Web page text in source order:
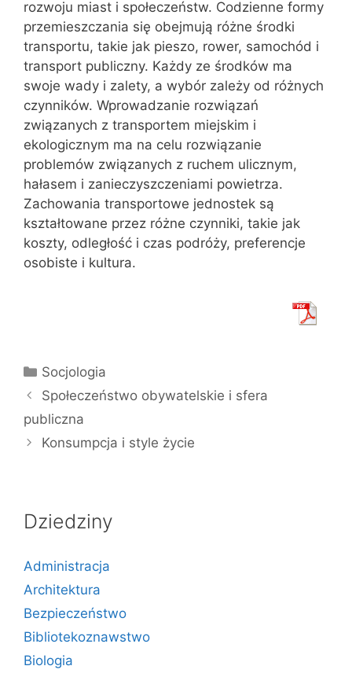
rozwoju miast i społeczeństw. Codzienne formy
przemieszczania się obejmują różne środki
transportu, takie jak pieszo, rower, samochód i
transport publiczny. Każdy ze środków ma
swoje wady i zalety, a wybór zależy od różnych
czynników. Wprowadzanie rozwiązań
związanych z transportem miejskim i
ekologicznym ma na celu rozwiązanie
problemów związanych z ruchem ulicznym,
hałasem i zanieczyszczeniami powietrza.
Zachowania transportowe jednostek są
kształtowane przez różne czynniki, takie jak
koszty, odległość i czas podróży, preferencje
osobiste i kultura.
Kategorie
Socjologia
Społeczeństwo obywatelskie i sfera
publiczna
Konsumpcja i style życie
Dziedziny
Administracja
Architektura
Bezpieczeństwo
Bibliotekoznawstwo
Biologia